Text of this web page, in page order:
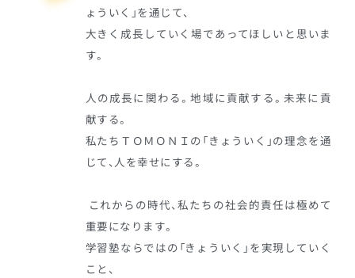
ょういく」を通じて、
大きく成長していく場であってほしいと思いま
す。
人の成長に関わる。地域に貢献する。未来に貢
献する。
私たちＴＯＭＯＮＩの「きょういく」の理念を通
じて、人を幸せにする。
これからの時代、私たちの社会的責任は極めて
重要になります。
学習塾ならではの「きょういく」を実現していく
こと、